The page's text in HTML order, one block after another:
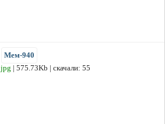
Мем-940
jpg | 575.73Kb | скачали: 55